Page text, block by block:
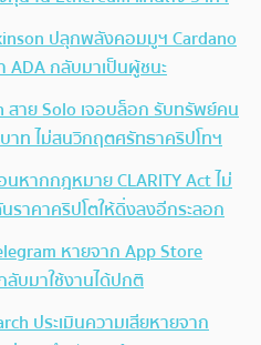
ปลุกพลังคอมมูฯ Cardano
กลับมาเป็นผู้ชนะ
าย Solo เจอบล็อก รับทรัพย์คน
าท ไม่สนวิกฤตศรัทธาคริปโทฯ
นหากกฎหมาย CLARITY Act ไม่
าคาคริปโตให้ดิ่งลงอีกระลอก
หายจาก App Store
บมาใช้งานได้ปกติ
ประเมินความเสียหายจาก